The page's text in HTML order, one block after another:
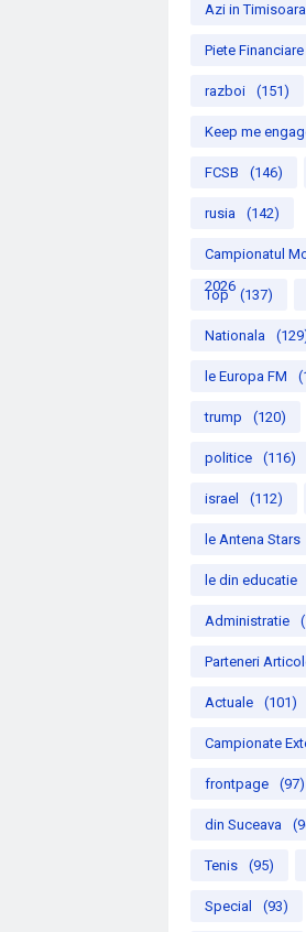
Azi in Timisoara
Piete Financiare
razboi (151)
Keep me
FCSB (146)
rusia (142)
Campionatul
2026
Top (137)
Nationala
le Europa FM
trump (120)
politice (116)
israel (112)
le Antena Stars
le din educatie
Administratie
Parteneri
Actuale (101)
Campionate
frontpage (97)
din Suceava
Tenis (95)
Special (93)